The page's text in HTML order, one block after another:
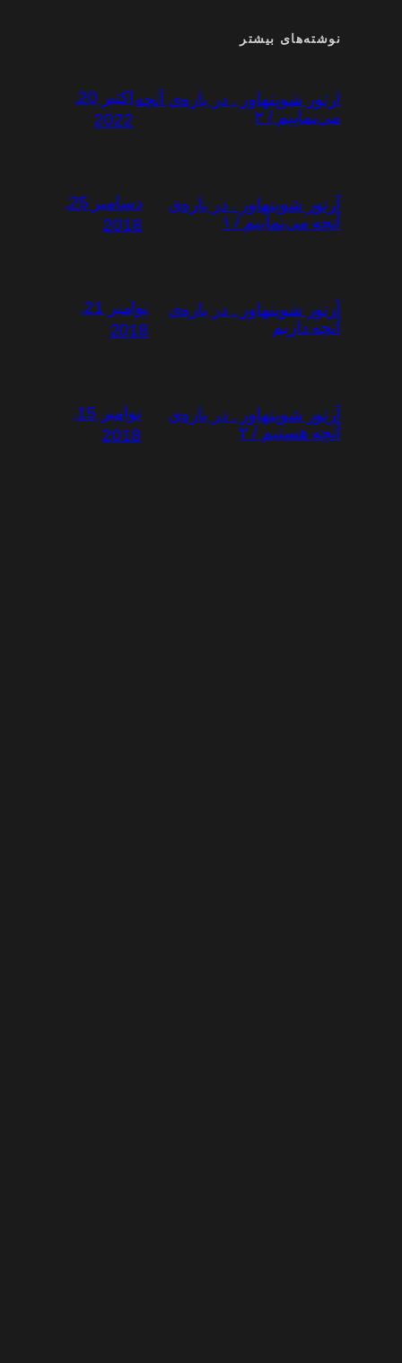
نوشته‌های بیشتر
ارتور شوپنهاور . در باره‌ی آنچه
می‌نماییم / ۲
اکتبر 20,
2022
آرتور شوپنهاور . در باره‌ی
آنچه می‌نماییم / ۱
دسامبر 25,
2018
آرتور شوپنهاور . در باره‌ی
آنچه داریم
نوامبر 21,
2018
آرتور شوپنهاور . در باره‌ی
آنچه هستیم / ۲
نوامبر 15,
2018